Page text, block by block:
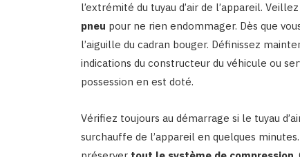
l’extrémité du tuyau d’air de l’appareil.
pneu pour ne rien endommager. Dès que
l’aiguille du cadran bouger. Définissez
indications du constructeur du véhicule ou
possession en est doté.
Vérifiez toujours au démarrage si le tuyau
surchauffe de l’appareil en quelques